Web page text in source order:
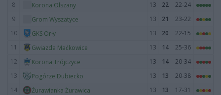
8 Korona Olszany 13 22
22-24
9
Grom Wyszatyce 13 21
23-22
10
GKS Orły 13 20
22-15
11
Gwiazda Maćkowice 13 14
25-36
12
Korona Trójczyce 13 14
20-34
13
Pogórze Dubiecko 13 13
20-38
14
Żurawianka Żurawica 13 13 17-31